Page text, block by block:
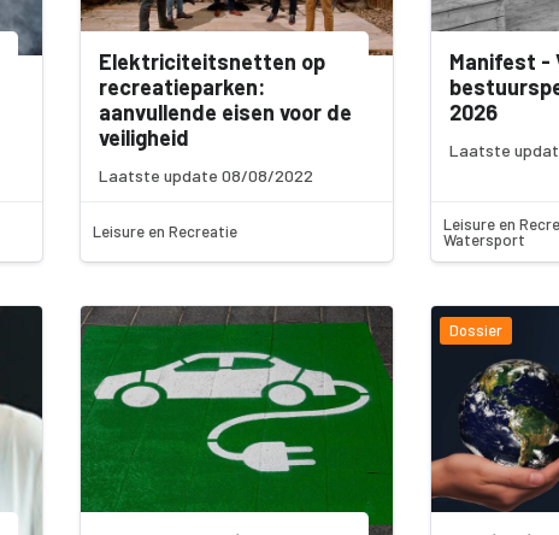
Elektriciteitsnetten op
recreatieparken:
aanvullende eisen voor de
veiligheid
Laatste update 08/08/2022
Leisure en Recreatie
Manifest -
2026
Laatste
Leisure en
Watersport
Dossier